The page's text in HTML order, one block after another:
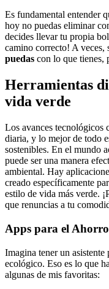
Es fundamental entender
hoy no puedas eliminar
decides llevar tu propia
camino correcto! A veces,
puedas con lo que tienes,
Herramientas
vida verde
Los avances tecnológicos
diaria, y lo mejor de todo
sostenibles. En el mundo
puede ser una manera
ambiental. Hay
creado específicamente
estilo de vida más verde.
que renuncias a tu
Apps para el
Imagina tener un asistente
ecológico. Eso es lo que
algunas de mis favoritas: